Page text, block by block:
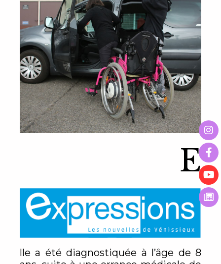
E
lle a été diagnostiquée à l’âge de 8